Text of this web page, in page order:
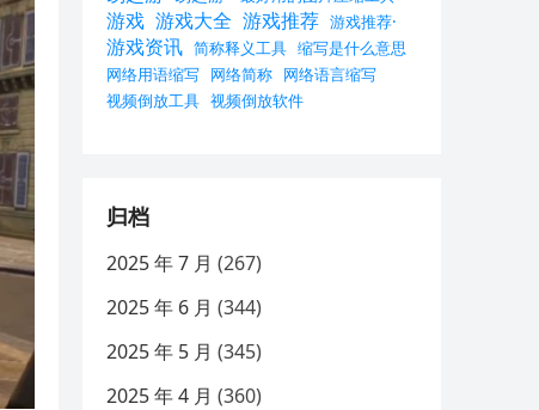
游戏 游戏大全 游戏推荐 游戏推荐·
游戏资讯 简称释义工具 缩写是什么意思
网络用语缩写 网络简称 网络语言缩写
视频倒放工具 视频倒放软件
归档
2025 年 7 月 (267)
2025 年 6 月 (344)
2025 年 5 月 (345)
2025 年 4 月 (360)